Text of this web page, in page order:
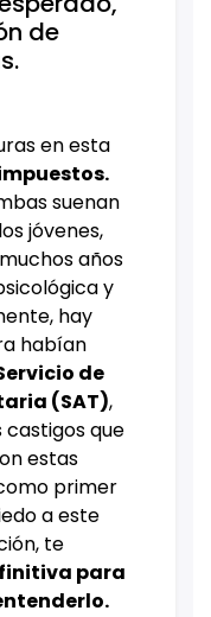
de
en esta
jóvenes,
años
y
hay
habían
de
(SAT),
castigos que
estas
primer
a este
te
para